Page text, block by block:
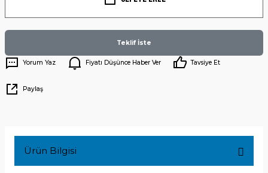
Teklif İste
Yorum Yaz Fiyatı Düşünce Haber Ver Tavsiye Et
Paylaş
Ürün Bilgisi